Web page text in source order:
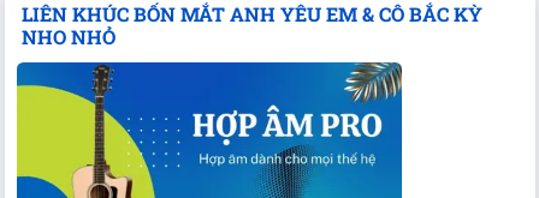
LIÊN KHÚC BỐN MẮT ANH YÊU EM & CÔ BẮC KỲ
NHO NHỎ